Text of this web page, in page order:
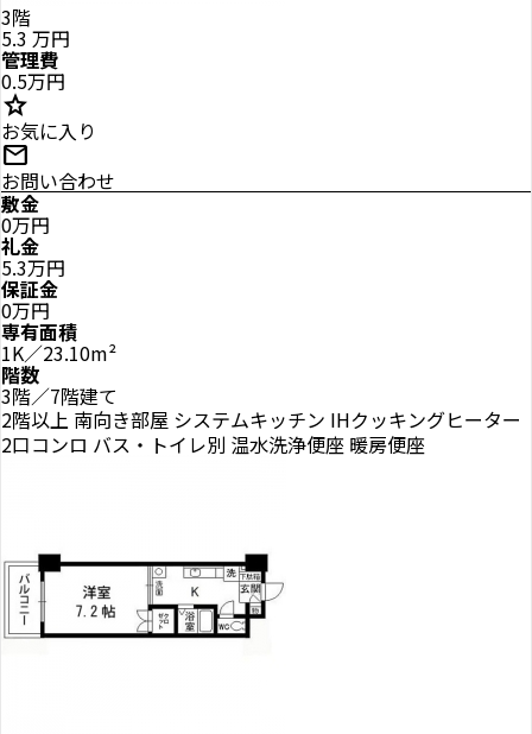
3階
5.3 万円
管理費
0.5万円
star
お気に入り
mail
お問い合わせ
敷金
0万円
礼金
5.3万円
保証金
0万円
専有面積
1K／23.10m²
階数
3階／7階建て
2階以上 南向き部屋 システムキッチン IHクッキングヒーター
2口コンロ バス・トイレ別 温水洗浄便座 暖房便座